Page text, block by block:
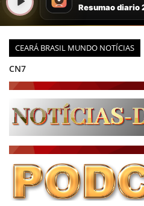
CEARÁ BRASIL MUNDO NOTÍCIAS
CN7
JORNAL DO BRASIL
CNN BRASIL
CBN GLOBO
ACONTECEU...VIROU MANCHETE!
BLOGS & COLUNAS
REGISTO